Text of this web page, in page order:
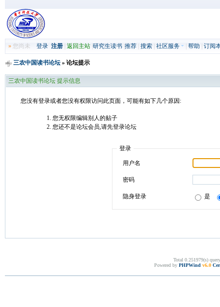
»您尚未 登录 注册| 返回主站| 研究生读书| 推荐| 搜索| 社区服务 帮助 订阅
三农中国读书论坛» 论坛提示
三农中国读书论坛 提示信息
您没有登录或者您没有权限访问此页面，可能有如下几个原因:
您无权限编辑别人的贴子
您还不是论坛会员,请先登录论坛
登录
用户名
密码
隐身登录 是
Total 0.251979(s)
Powered by PHPWind v6.0